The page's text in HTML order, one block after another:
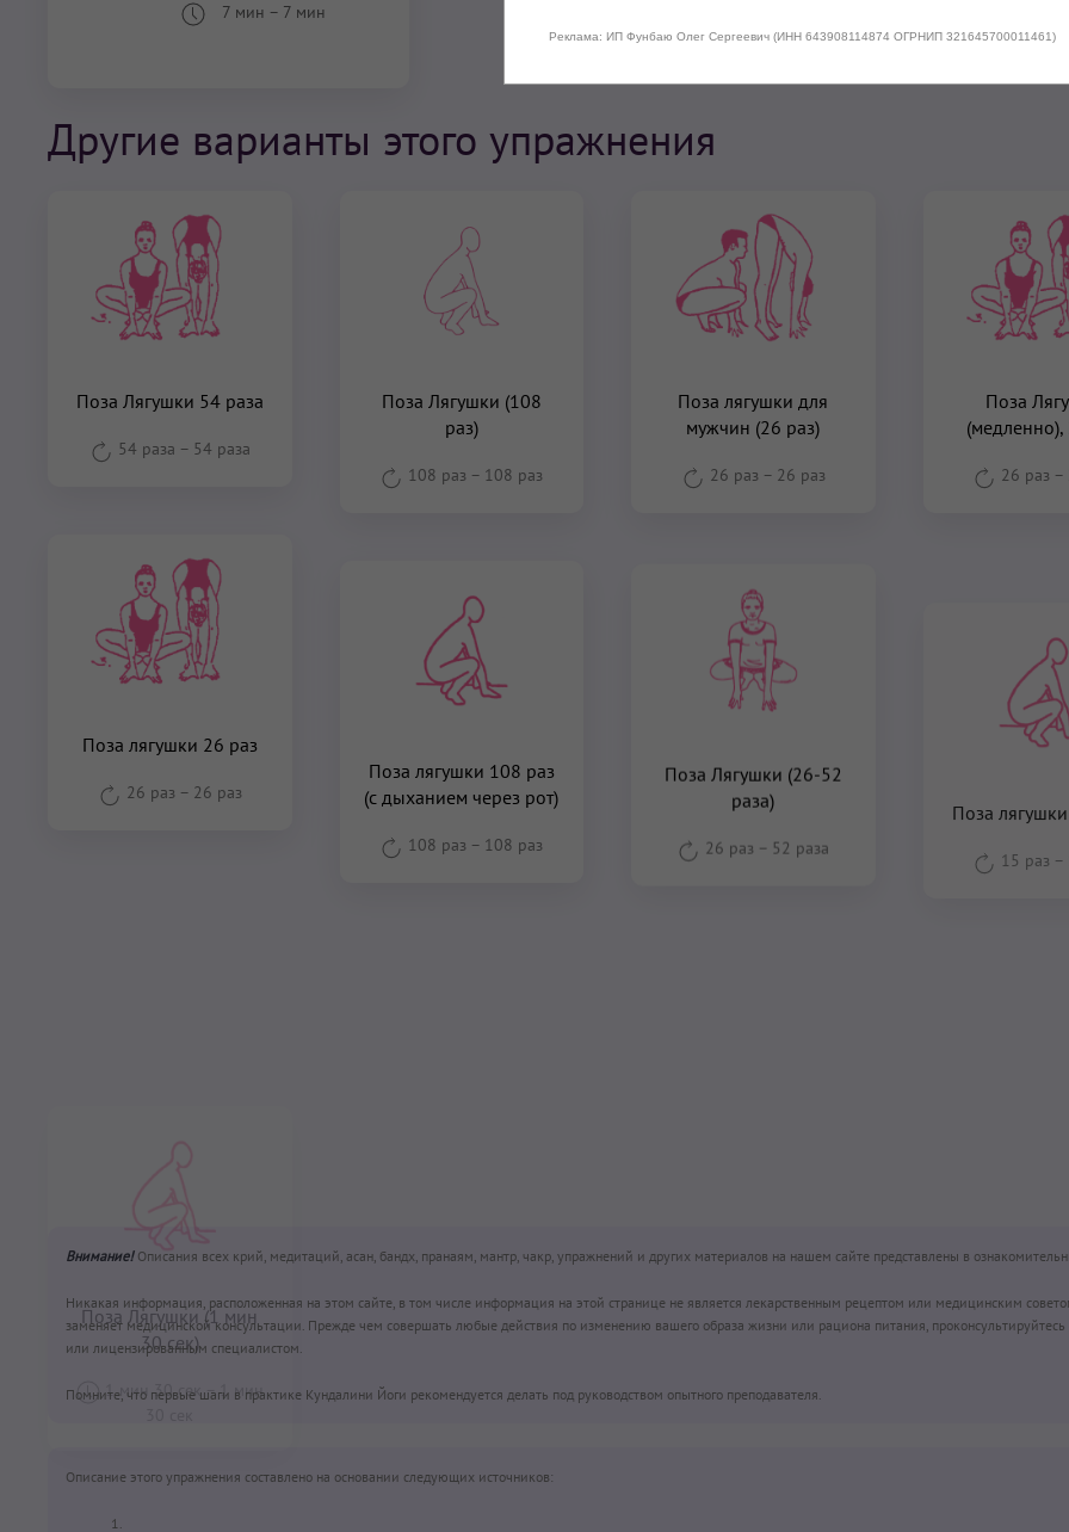
7 мин – 7 мин
Другие варианты этого упражнения
Поза Лягушки 54 раза
54 раза – 54 раза
Поза Лягушки (108
раз)
108 раз – 108 раз
Поза лягушки для
мужчин (26 раз)
26 раз – 26 раз
Поза
(медленно),
26 раз –
Поза лягушки 26 раз
26 раз – 26 раз
Поза лягушки 108 раз
(с дыханием через рот)
108 раз – 108 раз
Поза Лягушки (26-52
раза)
26 раз – 52 раза
15 раз–
1 мин 30 сек
30 сек
Внимание!Описания всех крий, медитаций, асан, бандх, пранаям, мантр, чакр, упражнений и других материалов на нашем сайте представлены в
Никакая информация, расположенная на этом сайте, в том числе информация на этой странице не является лекарственным рецептом или медицинским
заменяет медицинской консультации. Прежде чем совершать любые действия по изменению вашего образа жизни или рациона питания, проконсультируйтесь
или лицензированным специалистом.
Помните, что первые шаги в практике Кундалини Йоги рекомендуется делать под руководством опытного преподавателя.
Описание этого упражнения составлено на основании следующих источников:
Реклама: ИП Фунбаю Олег Сергеевич (ИНН 643908114874 ОГРНИП 321645700011461)